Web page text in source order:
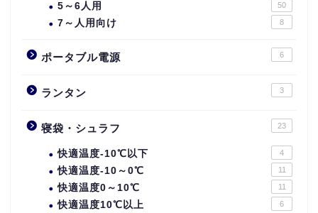
5～6人用 50
7～人用向け 8
ポータブル電源 6
ランタン 3
寝袋・シュラフ 23
快適温度-10℃以下 4
快適温度-10～0℃ 11
快適温度0～10℃ 11
快適温度10℃以上 6